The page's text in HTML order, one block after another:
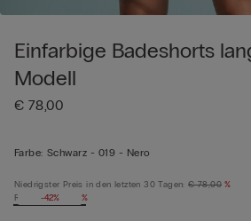
Einfarbige Badeshorts
Modell
€ 78,00
Farbe: Schwarz - 019 - Nero
-42%
Niedrigster Preis in den letzten 30 Tagen: € 78,00 %
Regulärer Preis:
%